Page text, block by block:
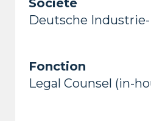
Société
Deutsche
Fonction
Legal Counsel (in-